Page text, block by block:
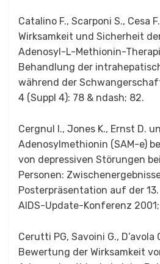
Catalino F., Scarponi S., Cesa
Wirksamkeit und Sicherheit
Adenosyl-L-Methionin-
Behandlung der
während der
4 (Suppl 4): 78 & ndash; 82.
Cergnul I., Jones K., Ernst D.
Adenosylmethionin (SAM-e)
von depressiven Störungen
Personen:
Posterpräsentation auf der
AIDS-Update-Konferenz 2001;
Cerutti PG, Savoini G., D’avola
Bewertung der Wirksamkeit